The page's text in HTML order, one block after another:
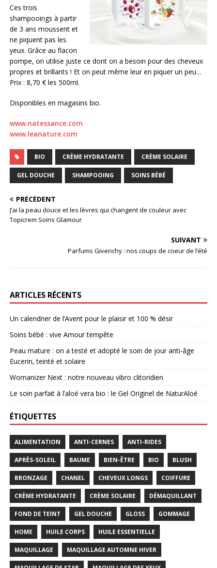
Ces trois
shampooings à partir
de 3 ans moussent et
ne piquent pas les
yeux. Grâce au flacon
pompe, on utilise juste ce dont on a besoin pour des cheveux
propres et brillants ! Et on peut même leur en piquer un peu…
Prix : 8,70 € les 500ml.
Disponibles en magasins bio.
www.natessance.com
www.leanature.com
BIO CRÈME HYDRATANTE CRÈME SOLAIRE
GEL DOUCHE SHAMPOOING SOINS BÉBÉ
PRÉCÉDENT
J’ai la peau douce et les lèvres qui changent de couleur avec
Topicrem Soins Glamour
SUIVANT
Parfums Givenchy : nos coups de coeur de l’été
ARTICLES RÉCENTS
Un calendrier de l’Avent pour le plaisir et 100 % désir
Soins bébé : vive Amour tempête
Peau mature : on a testé et adopté le soin de jour anti-âge
Eucerin, teinté et solaire
Womanizer Next : notre nouveau vibro clitoridien
Le soin parfait à l’aloé vera bio : le Gel Originel de NaturAloé
ÉTIQUETTES
ALIMENTATION ANTI-CERNES ANTI-RIDES
APRÈS-SOLEIL BAUME BIEN-ÊTRE BIO BLUSH
BRONZAGE CHANEL CHEVEUX LONGS COIFFURE
CRÈME HYDRATANTE CRÈME SOLAIRE DÉMAQUILLANT
FOND DE TEINT GEL DOUCHE GLOSS GOMMAGE
HOME HUILE CORPS HUILE ESSENTIELLE
MAQUILLAGE MAQUILLAGE AUTOMNE HIVER